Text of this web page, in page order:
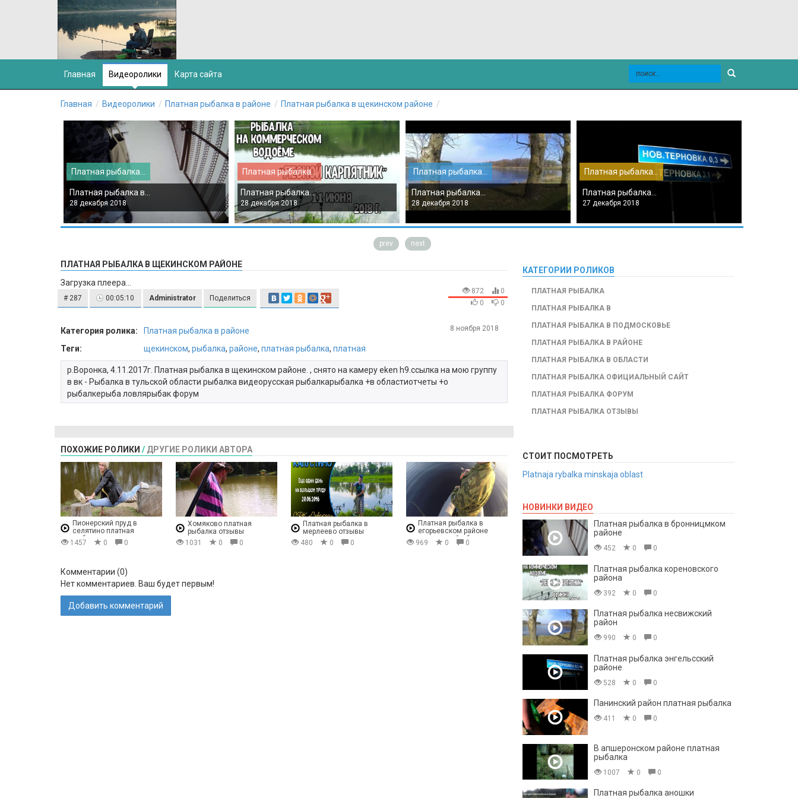
Главная Видеоролики Карта сайта
Главная Видеоролики Платная рыбалка в районе Платная рыбалка в щекинском районе
Платная рыбалка...
Платная рыбалка в...
28 декабря 2018
Платная рыбалка...
Платная рыбалка...
28 декабря 2018
Платная рыбалка...
Платная рыбалка...
28 декабря 2018
Платная рыбалка...
Платная рыбалка...
27 декабря 2018
prev next
ПЛАТНАЯ РЫБАЛКА В ЩЕКИНСКОМ РАЙОНЕ
Загрузка плеера...
# 287 00:05:10 Administrator Поделиться
872
0
0
0
Категория ролика:
Платная рыбалка в районе
Теги:
щекинском, рыбалка, районе, платная рыбалка, платная
р.Воронка, 4.11.2017г. Платная рыбалка в щекинском районе. , снято на камеру eken h9.ссылка на мою группу
в вк - Рыбалка в тульской области рыбалка видеорусская рыбалкарыбалка +в областиотчеты +о
рыбалкерыба ловлярыбак форум
8 ноября 2018
ПОХОЖИЕ РОЛИКИ / ДРУГИЕ РОЛИКИ АВТОРА
Пионерский пруд в
селятино платная
рыбалка отзывы
1457 0 0
Хомяково платная
рыбалка отзывы
1031
0 0
Платная рыбалка в
мерлеево отзывы
480
0 0
Платная рыбалка в
егорьевском районе
московской области
969 0 0
Комментарии (0)
Нет комментариев. Ваш будет первым!
Добавить комментарий
КАТЕГОРИИ РОЛИКОВ
ПЛАТНАЯ РЫБАЛКА
ПЛАТНАЯ РЫБАЛКА В
ПЛАТНАЯ РЫБАЛКА В ПОДМОСКОВЬЕ
ПЛАТНАЯ РЫБАЛКА В РАЙОНЕ
ПЛАТНАЯ РЫБАЛКА В ОБЛАСТИ
ПЛАТНАЯ РЫБАЛКА ОФИЦИАЛЬНЫЙ САЙТ
ПЛАТНАЯ РЫБАЛКА ФОРУМ
ПЛАТНАЯ РЫБАЛКА ОТЗЫВЫ
СТОИТ ПОСМОТРЕТЬ
Platnaja rybalka minskaja oblast
НОВИНКИ ВИДЕО
Платная рыбалка в бронницмком
районе
452 0 0
Платная рыбалка кореновского
района
392 0 0
Платная рыбалка несвижский
район
990 0 0
Платная рыбалка энгельсский
районе
528 0 0
Панинский район платная рыбалка
411 0 0
В апшеронском районе платная
рыбалка
1007 0 0
Платная рыбалка аношки